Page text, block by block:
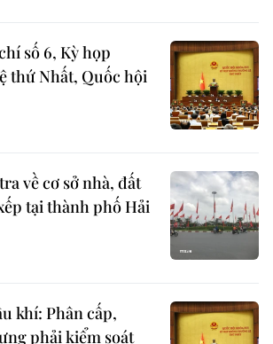
số 6, Kỳ họp
thứ Nhất, Quốc hội
về cơ sở nhà, đất
tại thành phố Hải
khí: Phân cấp,
phải kiểm soát